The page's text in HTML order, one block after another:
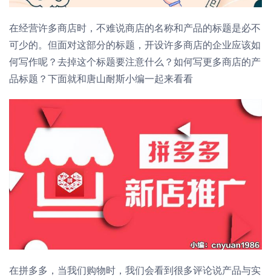
在经营许多商店时，不难说商店的名称和产品的标题是必不
可少的。但面对这部分的标题，开设许多商店的企业应该如
何写作呢？去掉这个标题要注意什么？如何写更多商店的产
品标题？下面就和唐山耐斯小编一起来看看
在拼多多，当我们购物时，我们会看到很多评论说产品与实